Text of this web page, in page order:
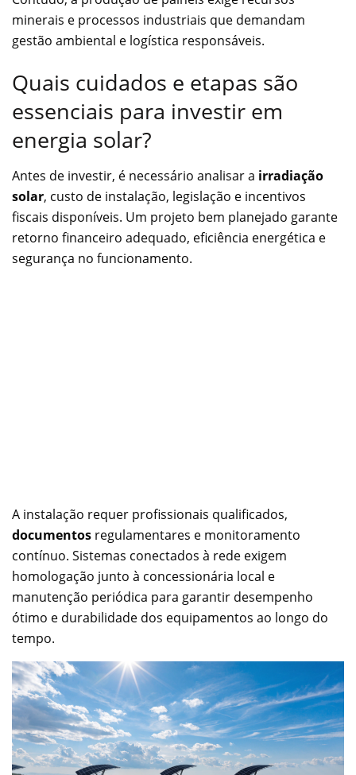
minerais e processos industriais que demandam
gestão ambiental e logística responsáveis.
Quais cuidados e etapas são
essenciais para investir em
energia solar?
Antes de investir, é necessário analisar a irradiação
solar, custo de instalação, legislação e incentivos
fiscais disponíveis. Um projeto bem planejado garante
retorno financeiro adequado, eficiência energética e
segurança no funcionamento.
A instalação requer profissionais qualificados,
documentos regulamentares e monitoramento
contínuo. Sistemas conectados à rede exigem
homologação junto à concessionária local e
manutenção periódica para garantir desempenho
ótimo e durabilidade dos equipamentos ao longo do
tempo.